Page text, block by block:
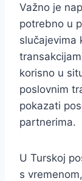
Važno je
potrebno u
slučajevima
korisno u
poslovnim
pokazati
partnerima.
U Turskoj
s